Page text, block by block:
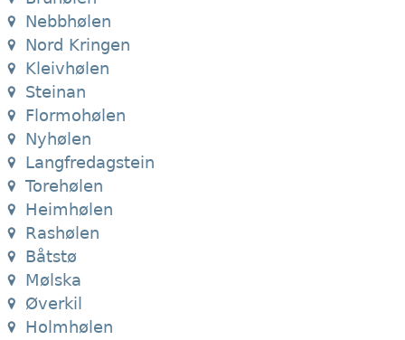
Nebbhølen
Nord Kringen
Kleivhølen
Steinan
Flormohølen
Nyhølen
Langfredagstein
Torehølen
Heimhølen
Rashølen
Båtstø
Mølska
Øverkil
Holmhølen